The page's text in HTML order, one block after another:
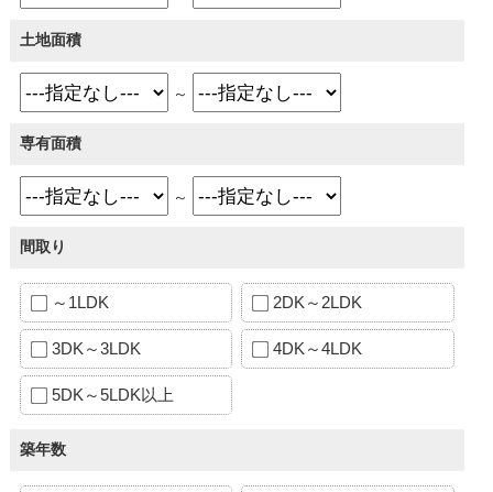
土地面積
～
専有面積
～
間取り
～1LDK 2DK～2LDK
3DK～3LDK 4DK～4LDK
5DK～5LDK以上
築年数